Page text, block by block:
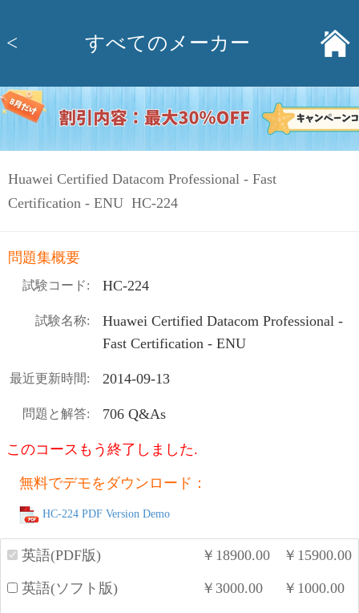
< すべてのメーカー
Huawei Certified Datacom Professional - Fast
Certification - ENU HC-224
問題集概要
試験コード: HC-224
試験名称:
Huawei Certified Datacom Professional -
Fast Certification - ENU
最近更新時間: 2014-09-13
問題と解答: 706 Q&As
このコースもう終了しました.
無料でデモをダウンロード：
HC-224 PDF Version Demo
英語(PDF版) ￥ 18900.00 ￥ 15900.00
英語(ソフト版) ￥ 3000.00 ￥ 1000.00